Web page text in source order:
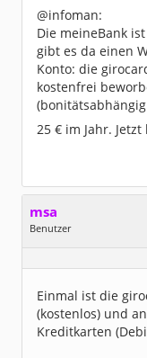
@infoman:
Die meineBank
gibt es da einen
Konto: die
kostenfrei
25 € im Jahr.
msa
Benutzer
Alter:
63
Dabei seit:
03 / 2007
Einmal ist die
(kostenlos) und
Kreditkarten